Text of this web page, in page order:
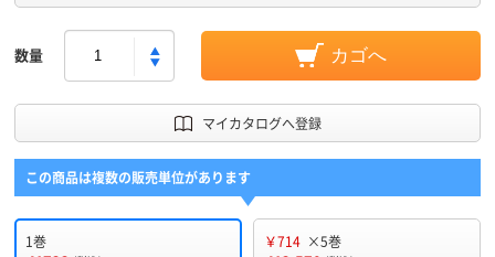
数量 カゴへ
マイカタログへ登録
この商品は複数の販売単位があります
1巻 ￥714 ×5巻